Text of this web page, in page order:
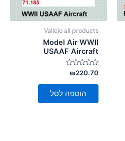
Vallejo all products
Model Air WWII
USAAF Aircraft
דורג
0
מתוך
₪220.70
הוספה לסל